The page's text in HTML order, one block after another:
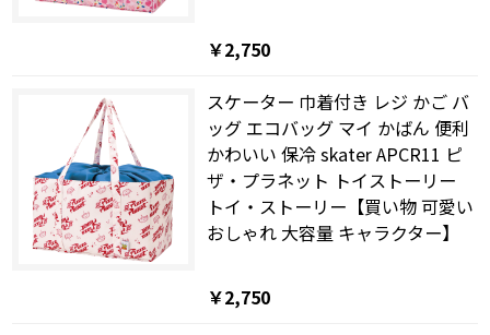
￥2,750
スケーター 巾着付き レジ かご バ
ッグ エコバッグ マイ かばん 便利
かわいい 保冷 skater APCR11 ピ
ザ・プラネット トイストーリー
トイ・ストーリー【買い物 可愛い
おしゃれ 大容量 キャラクター】
￥2,750